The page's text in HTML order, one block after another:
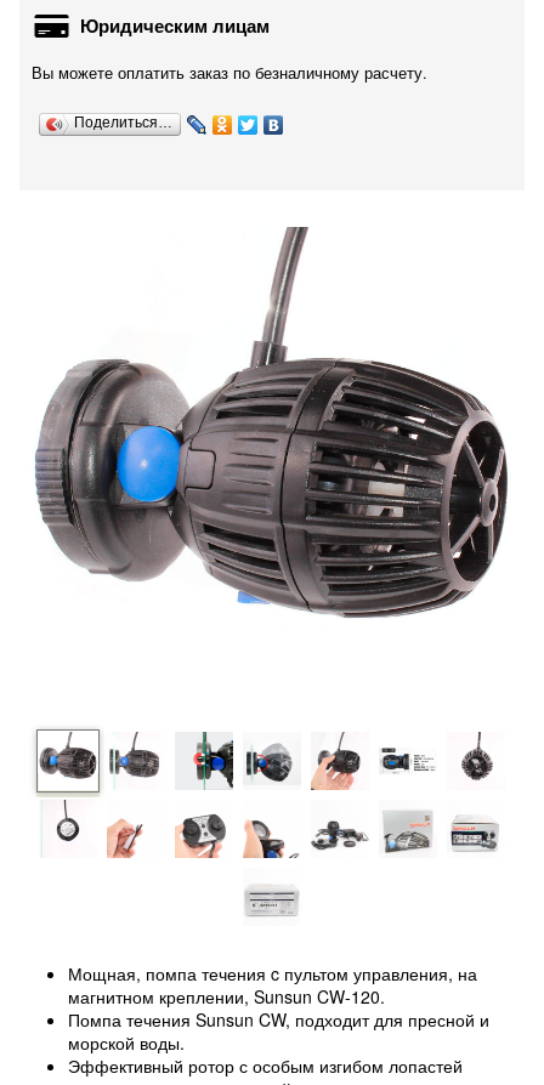
Юридическим лицам
Вы можете оплатить заказ по безналичному расчету.
Поделиться…
Мощная, помпа течения c пультом управления, на
магнитном креплении, Sunsun CW-120.
Помпа течения Sunsun CW, подходит для пресной и
морской воды.
Эффективный ротор с особым изгибом лопастей